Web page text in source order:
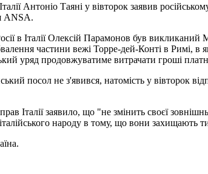
Антоніо Таяні у вівторок заявив
ANSA.
в Італії Олексій Парамонов був викликаний
частини вежі Торре-дей-Конті в Римі, в
уряд продовжуватиме витрачати гроші
посол не з'явився, натомість у вівторок
Італії заявило, що "не змінить своєї
народу в тому, що вони захищають